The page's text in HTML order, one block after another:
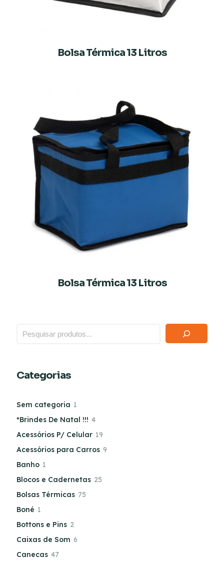
Bolsa Térmica 13 Litros
Bolsa Térmica 13 Litros
Categorias
Sem categoria 1
*Brindes De Natal !!! 4
Acessórios P/ Celular 19
Acessórios para Carros 9
Banho 1
Blocos e Cadernetas 25
Bolsas Térmicas 75
Boné 1
Bottons e Pins 2
Caixas de Som 6
Canecas 47